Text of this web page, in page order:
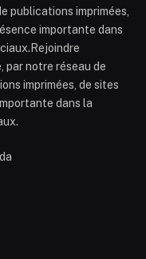
publications imprimées,
importante dans
par notre réseau de
imprimées, de sites
dans la